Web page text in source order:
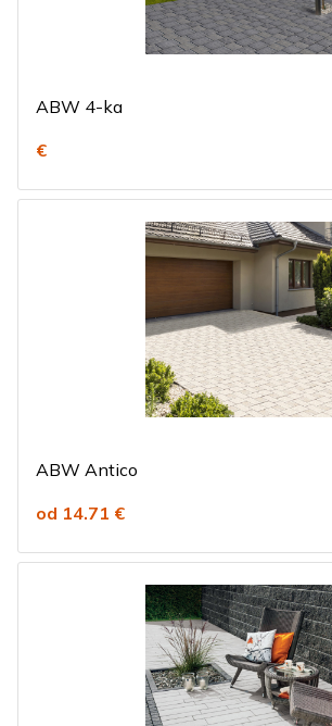
ABW 4-ka
€
ABW Antico
od 14.71 €